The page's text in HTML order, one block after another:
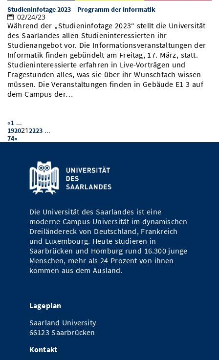
Studieninfotage 2023 – Programm der Informatik
02/24/23
Während der „Studieninfotage 2023“ stellt die Universität
des Saarlandes allen Studieninteressierten ihr
Studienangebot vor. Die Informationsveranstaltungen der
Informatik finden gebündelt am Freitag, 17. März, statt.
Studieninteressierte erfahren in Live-Vorträgen und
Fragestunden alles, was sie über ihr Wunschfach wissen
müssen. Die Veranstaltungen finden in Gebäude E1 3 auf
dem Campus der…
«1 ...
1920212223 ...
74»
Die Universität des Saarlandes ist eine
moderne Campus-Universität im dynamischen
Dreiländereck von Deutschland, Frankreich
und Luxembourg. Heute studieren in
Saarbrücken und Homburg rund 16.300 junge
Menschen, mehr als 24 Prozent von ihnen
kommen aus dem Ausland.
Lageplan
Saarland University
66123 Saarbrücken
Kontakt